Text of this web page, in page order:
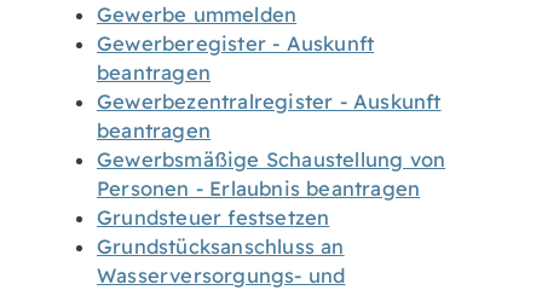
Gewerbe ummelden
Gewerberegister - Auskunft
beantragen
Gewerbezentralregister - Auskunft
beantragen
Gewerbsmäßige Schaustellung von
Personen - Erlaubnis beantragen
Grundsteuer festsetzen
Grundstücksanschluss an
Wasserversorgungs- und